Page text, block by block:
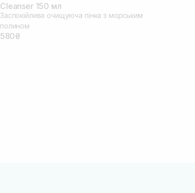
Cleanser 150 мл
Заспокійлива очищуюча пінка з морським
полином
580₴